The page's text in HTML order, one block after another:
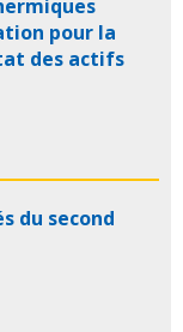
pour la
des actifs
du second